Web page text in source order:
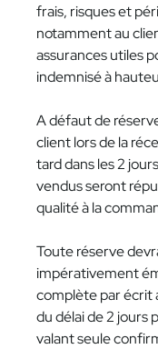
frais, risques et
notamment au
assurances utiles
indemnisé à
A défaut de
client lors de la
tard dans les 2
vendus seront
qualité à la
Toute réserve
impérativement
complète par écrit
du délai de 2 jours
valant seule